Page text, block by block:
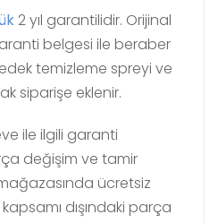
2 yıl garantilidir. Orijinal
belgesi ile beraber
temizleme spreyi ve
siparişe eklenir.
ile ilgili garanti
değişim ve tamir
ücretsiz
dışındaki parça